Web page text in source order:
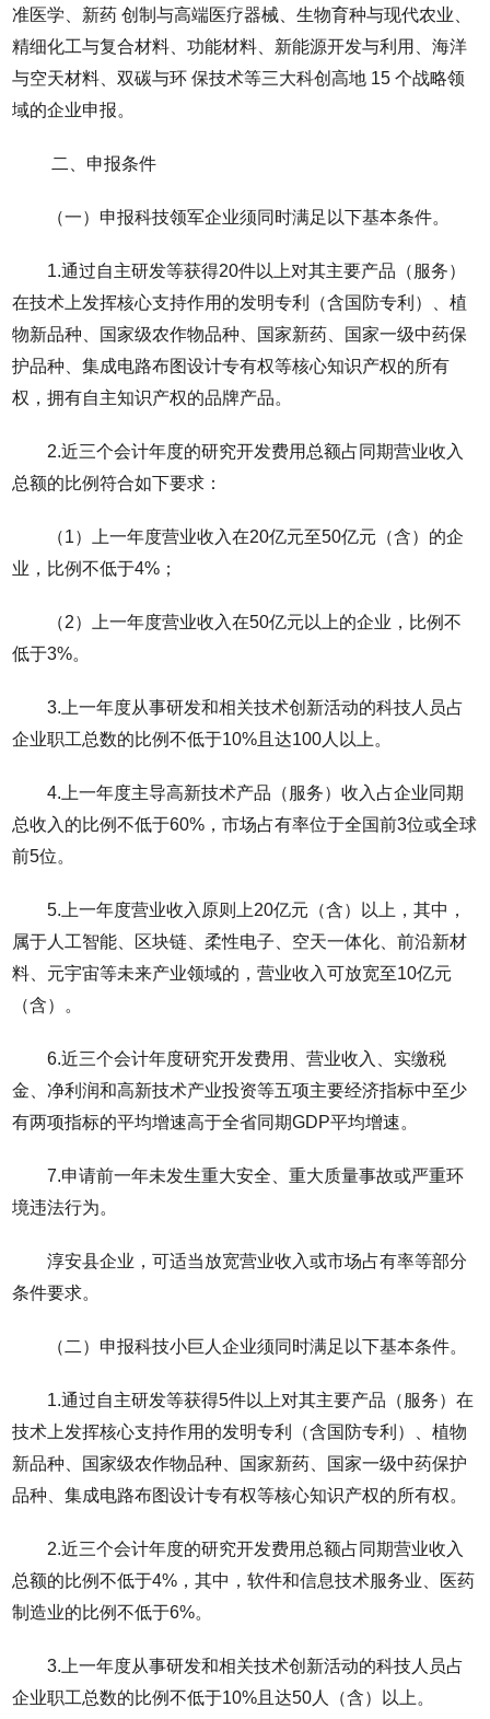
准医学、新药 创制与高端医疗器械、生物育种与现代农业、
精细化工与复合材料、功能材料、新能源开发与利用、海洋
与空天材料、双碳与环 保技术等三大科创高地 15 个战略领
域的企业申报。
二、申报条件
（一）申报科技领军企业须同时满足以下基本条件。
1.通过自主研发等获得20件以上对其主要产品（服务）
在技术上发挥核心支持作用的发明专利（含国防专利）、植
物新品种、国家级农作物品种、国家新药、国家一级中药保
护品种、集成电路布图设计专有权等核心知识产权的所有
权，拥有自主知识产权的品牌产品。
2.近三个会计年度的研究开发费用总额占同期营业收入
总额的比例符合如下要求：
（1）上一年度营业收入在20亿元至50亿元（含）的企
业，比例不低于4%；
（2）上一年度营业收入在50亿元以上的企业，比例不
低于3%。
3.上一年度从事研发和相关技术创新活动的科技人员占
企业职工总数的比例不低于10%且达100人以上。
4.上一年度主导高新技术产品（服务）收入占企业同期
总收入的比例不低于60%，市场占有率位于全国前3位或全球
前5位。
5.上一年度营业收入原则上20亿元（含）以上，其中，
属于人工智能、区块链、柔性电子、空天一体化、前沿新材
料、元宇宙等未来产业领域的，营业收入可放宽至10亿元
（含）。
6.近三个会计年度研究开发费用、营业收入、实缴税
金、净利润和高新技术产业投资等五项主要经济指标中至少
有两项指标的平均增速高于全省同期GDP平均增速。
7.申请前一年未发生重大安全、重大质量事故或严重环
境违法行为。
淳安县企业，可适当放宽营业收入或市场占有率等部分
条件要求。
（二）申报科技小巨人企业须同时满足以下基本条件。
1.通过自主研发等获得5件以上对其主要产品（服务）在
技术上发挥核心支持作用的发明专利（含国防专利）、植物
新品种、国家级农作物品种、国家新药、国家一级中药保护
品种、集成电路布图设计专有权等核心知识产权的所有权。
2.近三个会计年度的研究开发费用总额占同期营业收入
总额的比例不低于4%，其中，软件和信息技术服务业、医药
制造业的比例不低于6%。
3.上一年度从事研发和相关技术创新活动的科技人员占
企业职工总数的比例不低于10%且达50人（含）以上。